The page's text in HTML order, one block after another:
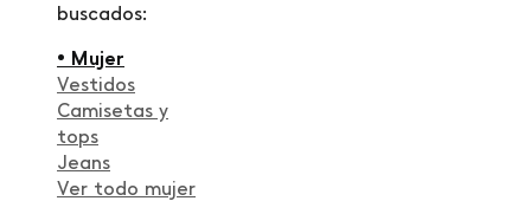
buscados:
• Mujer
Vestidos
Camisetas y
tops
Jeans
Ver todo mujer